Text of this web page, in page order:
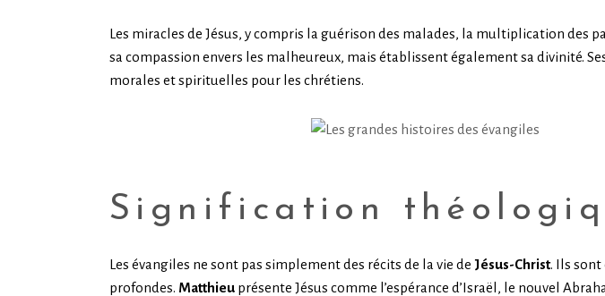
Les miracles de Jésus, y compris la guérison des malades, la multiplication des
sa compassion envers les malheureux, mais établissent également sa divinité.
morales et spirituelles pour les chrétiens.
Signification
Les évangiles ne sont pas simplement des récits de la vie de Jésus-Christ. Ils
profondes. Matthieu présente Jésus comme l’espérance d’Israël, le nouvel